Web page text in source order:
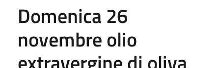
Domenica 26
novembre olio